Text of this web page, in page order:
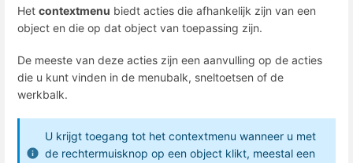
Het contextmenu biedt acties die afhankelijk zijn van een
object en die op dat object van toepassing zijn.
De meeste van deze acties zijn een aanvulling op de acties
die u kunt vinden in de menubalk, sneltoetsen of de
werkbalk.
U krijgt toegang tot het contextmenu wanneer u met
de rechtermuisknop op een object klikt, meestal een